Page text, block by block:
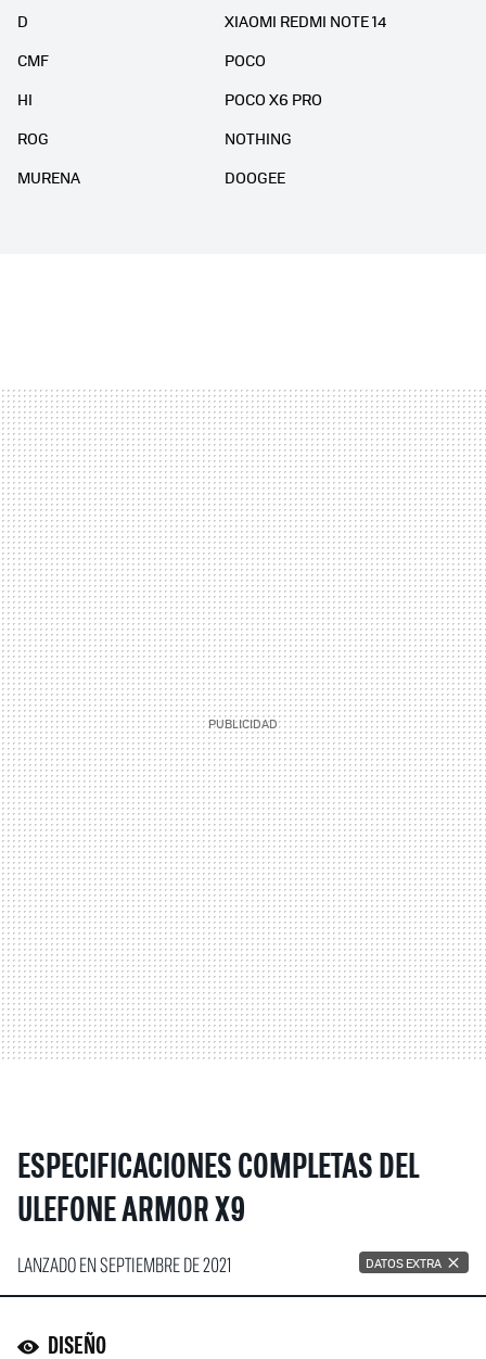
D
XIAOMI REDMI NOTE 14
CMF
POCO
HI
POCO X6 PRO
ROG
NOTHING
MURENA
DOOGEE
ESPECIFICACIONES COMPLETAS DEL
ULEFONE ARMOR X9
LANZADO EN SEPTIEMBRE DE 2021 DATOS EXTRA
DISEÑO